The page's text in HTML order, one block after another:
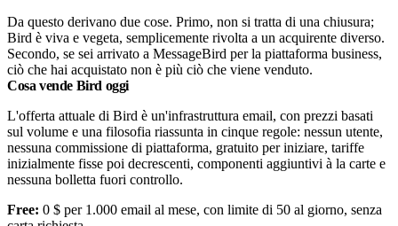
Da questo derivano due cose. Primo, non si tratta di una chiusura;
Bird è viva e vegeta, semplicemente rivolta a un acquirente diverso.
Secondo, se sei arrivato a MessageBird per la piattaforma business,
ciò che hai acquistato non è più ciò che viene venduto.
Cosa vende Bird oggi
L'offerta attuale di Bird è un'infrastruttura email, con prezzi basati
sul volume e una filosofia riassunta in cinque regole: nessun utente,
nessuna commissione di piattaforma, gratuito per iniziare, tariffe
inizialmente fisse poi decrescenti, componenti aggiuntivi à la carte e
nessuna bolletta fuori controllo.
Free: 0 $ per 1.000 email al mese, con limite di 50 al giorno, senza